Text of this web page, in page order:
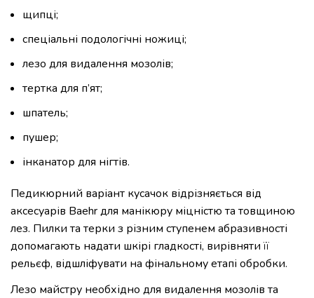
щипці;
спеціальні подологічні ножиці;
лезо для видалення мозолів;
тертка для п’ят;
шпатель;
пушер;
інканатор для нігтів.
Педикюрний варіант кусачок відрізняється від
аксесуарів Baehr для манікюру міцністю та товщиною
лез. Пилки та терки з різним ступенем абразивності
допомагають надати шкірі гладкості, вирівняти її
рельєф, відшліфувати на фінальному етапі обробки.
Лезо майстру необхідно для видалення мозолів та